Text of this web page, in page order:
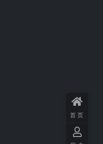
首页